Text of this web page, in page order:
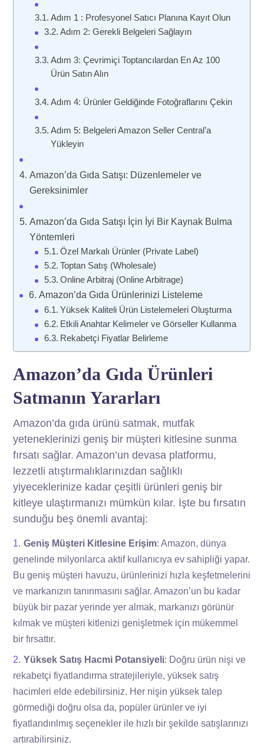
Adım 1 : Profesyonel Satıcı Planına Kayıt Olun
Adım 2: Gerekli Belgeleri Sağlayın
Adım 3: Çevrimiçi Toptancılardan En Az 100
Ürün Satın Alın
Adım 4: Ürünler Geldiğinde Fotoğraflarını Çekin
Adım 5: Belgeleri Amazon Seller Central’a
Yükleyin
Amazon’da Gıda Satışı: Düzenlemeler ve
Gereksinimler
Amazon’da Gıda Satışı İçin İyi Bir Kaynak Bulma
Yöntemleri
Özel Markalı Ürünler (Private Label)
Toptan Satış (Wholesale)
Online Arbitraj (Online Arbitrage)
Amazon’da Gıda Ürünlerinizi Listeleme
Yüksek Kaliteli Ürün Listelemeleri Oluşturma
Etkili Anahtar Kelimeler ve Görseller Kullanma
Rekabetçi Fiyatlar Belirleme
Amazon’da Gıda Ürünleri
Satmanın Yararları
Amazon’da gıda ürünü satmak, mutfak
yeteneklerinizi geniş bir müşteri kitlesine sunma
fırsatı sağlar. Amazon’un devasa platformu,
lezzetli atıştırmalıklarınızdan sağlıklı
yiyeceklerinize kadar çeşitli ürünleri geniş bir
kitleye ulaştırmanızı mümkün kılar. İşte bu fırsatın
sunduğu beş önemli avantaj:
Geniş Müşteri Kitlesine Erişim: Amazon, dünya
genelinde milyonlarca aktif kullanıcıya ev sahipliği yapar.
Bu geniş müşteri havuzu, ürünlerinizi hızla keşfetmelerini
ve markanızın tanınmasını sağlar. Amazon’un bu kadar
büyük bir pazar yerinde yer almak, markanızı görünür
kılmak ve müşteri kitlenizi genişletmek için mükemmel
bir fırsattır.
Yüksek Satış Hacmi Potansiyeli: Doğru ürün nişi ve
rekabetçi fiyatlandırma stratejileriyle, yüksek satış
hacimleri elde edebilirsiniz. Her nişin yüksek talep
görmediği doğru olsa da, popüler ürünler ve iyi
fiyatlandırılmış seçenekler ile hızlı bir şekilde satışlarınızı
artırabilirsiniz.